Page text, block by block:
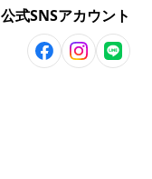
公式SNSアカウント